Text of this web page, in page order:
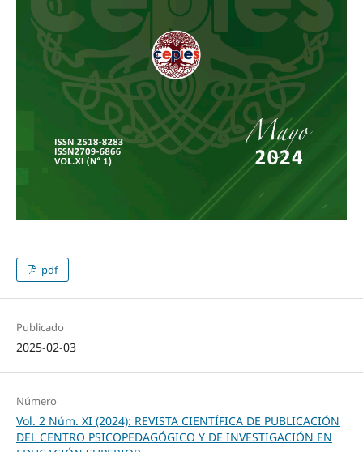
pdf
Publicado
2025-02-03
Número
Vol. 2 Núm. XI (2024): REVISTA CIENTÍFICA DE PUBLICACIÓN
DEL CENTRO PSICOPEDAGÓGICO Y DE INVESTIGACIÓN EN